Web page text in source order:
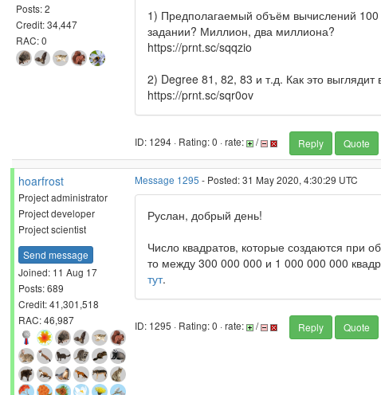
Posts: 2
Credit: 34,447
RAC: 0
1) Предполагаемый объём вычислений 100
задании? Миллион, два миллиона?
https://prnt.sc/sqqzio
2) Degree 81, 82, 83 и т.д. Как это выглядит
https://prnt.sc/sqr0ov
ID: 1294 · Rating: 0 · rate: / Reply Quote
hoarfrost
Project administrator
Project developer
Project scientist
Send message
Joined: 11 Aug 17
Posts: 689
Credit: 41,301,518
RAC: 46,987
Message 1295 - Posted: 31 May 2020, 4:30:29 UTC
Руслан, добрый день!
Число квадратов, которые создаются при
то между 300 000 000 и 1 000 000 000
тут.
ID: 1295 · Rating: 0 · rate: / Reply Quote